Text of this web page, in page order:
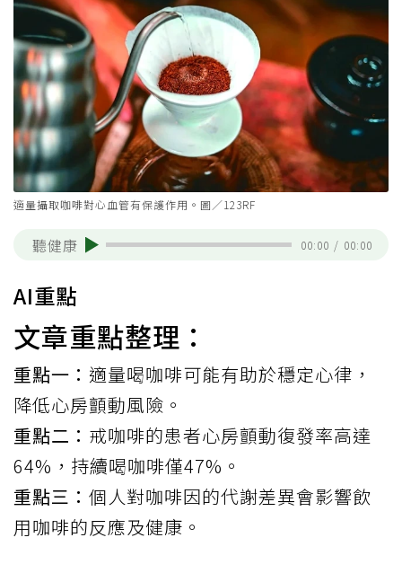
適量攝取咖啡對心血管有保護作用。圖／123RF
聽健康 00:00 / 00:00
AI重點
文章重點整理：
重點一： 適量喝咖啡可能有助於穩定心律，
降低心房顫動風險。
重點二： 戒咖啡的患者心房顫動復發率高達
64%，持續喝咖啡僅47%。
重點三： 個人對咖啡因的代謝差異會影響飲
用咖啡的反應及健康。